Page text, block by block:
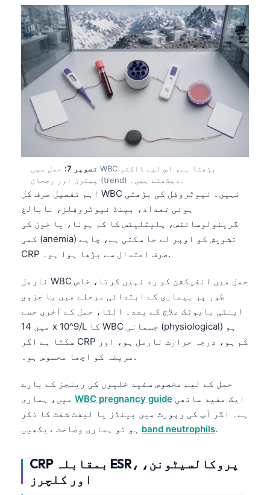
تصویر 7:
حمل میں WBC بڑھتا ہے، اس لیے ڈاکٹر
پیٹرن اور رجحان (trend) دیکھتے ہیں۔.
اہم تفصیل صرف کل WBC نہیں۔ نیوٹروفِل کی بڑھتی
ہوئی تعداد، بینڈ نیوٹروفِلز، نابالغ
گرینولوسائٹس، پلیٹلیٹس کا کم ہونا، یا خون کی
کمی (anemia) تشویش کو اوپر لے جا سکتی ہے، چاہے
CRP صرف اعتدال سے بڑھا ہوا ہو۔.
نارمل WBC حمل میں انفیکشن کو رد نہیں کرتا، خاص
طور پر بیماری کے ابتدائی مرحلے میں یا جزوی
اینٹی بایوٹک علاج کے بعد۔ الٹا، حمل کے آخری حصے
میں 14 x 10^9/L کا WBC جسمانی (physiological) ہو
سکتا ہے اگر CRP کم ہو، درجہ حرارت نارمل ہو، اور
مریضہ کو اچھا محسوس ہو۔.
حمل کے لیے مخصوص سفید خلیوں کی رینجز کے بارے
WBC pregnancy guide
ہے۔ اگر آپ کی رپورٹ میں بینڈز یا لیفٹ شفٹ کا ذکر
band neutrophils.
CRP بمقابلہ ESR، پروکالسیٹونن،
اور کلچرز
Հայերեն
Íslenska
Svenska
Bosanski
Azərbaycan dili
日本語
Čeština
ქართული
Polski
한국어
Slovenščina
Magyar
Shqip
मराठी
తెలుగు
தமிழ்
ગુજરાતી
ಕನ್ನಡ
മലയാളം
Bahasa Melayu